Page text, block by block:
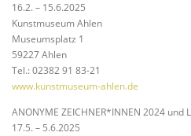
16.2. – 15.6.2025
Kunstmuseum Ahlen
Museumsplatz 1
59227 Ahlen
Tel.: 02382 91 83-21
www.kunstmuseum-ahlen.de
ANONYME ZEICHNER*INNEN 2024 und
17.5. – 5.6.2025